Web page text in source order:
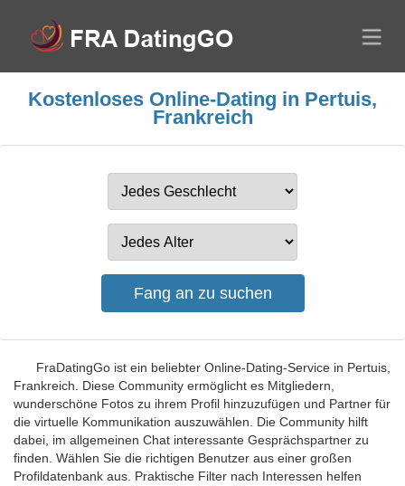
Kostenloses Online-Dating in Pertuis,
Frankreich
FraDatingGo ist ein beliebter Online-Dating-Service in Pertuis,
Frankreich. Diese Community ermöglicht es Mitgliedern,
wunderschöne Fotos zu ihrem Profil hinzuzufügen und Partner für
die virtuelle Kommunikation auszuwählen. Die Community hilft
dabei, im allgemeinen Chat interessante Gesprächspartner zu
finden. Wählen Sie die richtigen Benutzer aus einer großen
Profildatenbank aus. Praktische Filter nach Interessen helfen